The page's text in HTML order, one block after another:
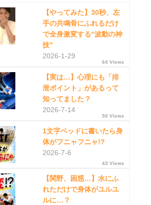
【やってみた】30秒、左
手の共鳴骨にふれるだけ
で全身激変する“波動の神
技”
2026-1-29
64 Views
【実は…】心理にも「排
泄ポイント」があるって
知ってました？
2026-7-14
50 Views
1文字ベッドに書いたら身
体がフニャフニャ!?
2026-7-6
43 Views
【関野、困惑…】水にふ
れただけで身体がユルユ
ルに…？